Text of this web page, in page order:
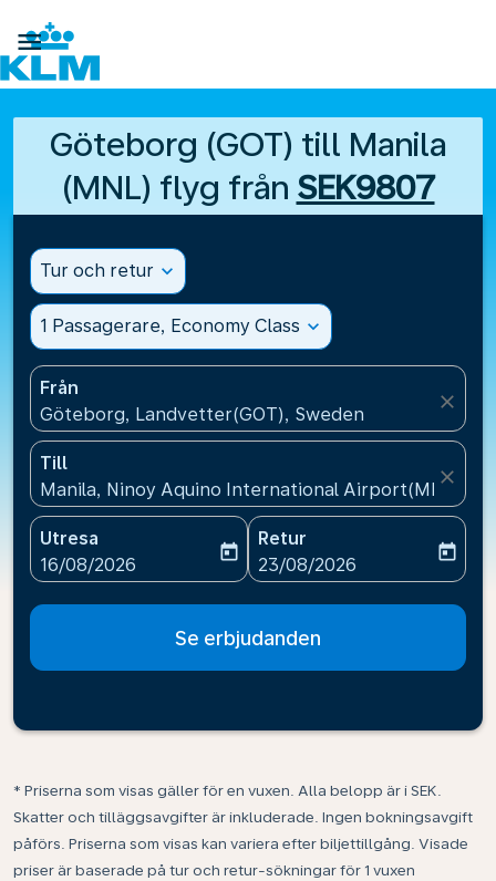

Göteborg (GOT) till Manila
(MNL) flyg från SEK9807
Tur och retur expand_more
1 Passagerare, Economy Class expand_more
Från
Göteborg, Landvetter(GOT), Sweden
close
Till
Manila, Ninoy Aquino International Airport(MNL),
close
Utresa
fc-booking-departure-date-aria-label
16/08/2026
today
Retur
fc-booking-return-date-
23/08/2026
today
Se erbjudanden
* Priserna som visas gäller för en vuxen. Alla belopp är i SEK.
Skatter och tilläggsavgifter är inkluderade. Ingen bokningsavgift
påförs. Priserna som visas kan variera efter biljettillgång. Visade
priser är baserade på tur och retur-sökningar för 1 vuxen